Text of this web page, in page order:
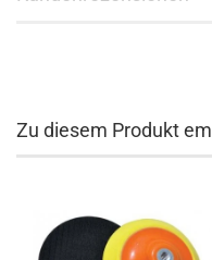
Zu diesem Produkt